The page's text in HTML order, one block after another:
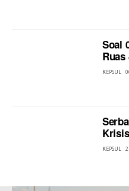
Soal
Ruas
KEPSUL
KEPSUL